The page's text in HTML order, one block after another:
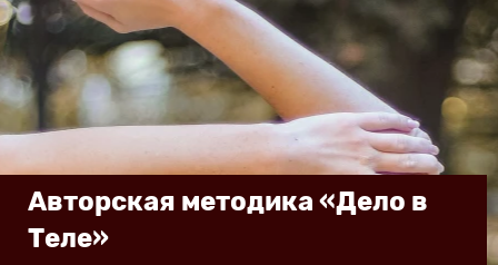
Авторская методика «Дело в
Теле»